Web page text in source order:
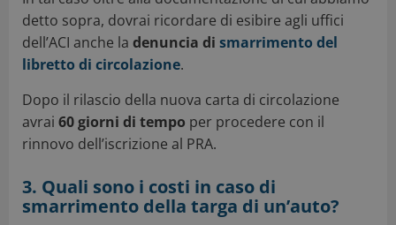
detto sopra, dovrai ricordare di esibire agli uffici
dell’ACI anche la denuncia di smarrimento del
libretto di circolazione.
Dopo il rilascio della nuova carta di circolazione
avrai 60 giorni di tempo per procedere con il
rinnovo dell’iscrizione al PRA.
3. Quali sono i costi in caso di
smarrimento della targa di un’auto?